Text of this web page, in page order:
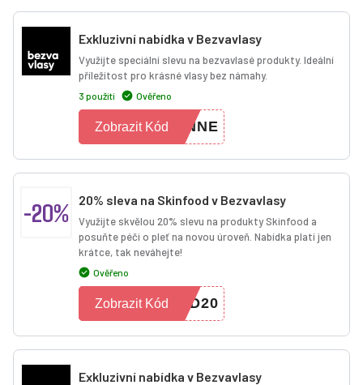
Exkluzivní nabídka v Bezvavlasy
Využijte speciální slevu na bezvavlasé produkty. Ideální
příležitost pro krásné vlasy bez námahy.
3 použití Ověřeno
ANNE
Zobrazit Kód
-20% 20% sleva na Skinfood v Bezvavlasy
Využijte skvělou 20% slevu na produkty Skinfood a
posuňte péči o pleť na novou úroveň. Nabídka platí jen
krátce, tak neváhejte!
Ověřeno
OD20
Zobrazit Kód
Exkluzivní nabídka v Bezvavlasy